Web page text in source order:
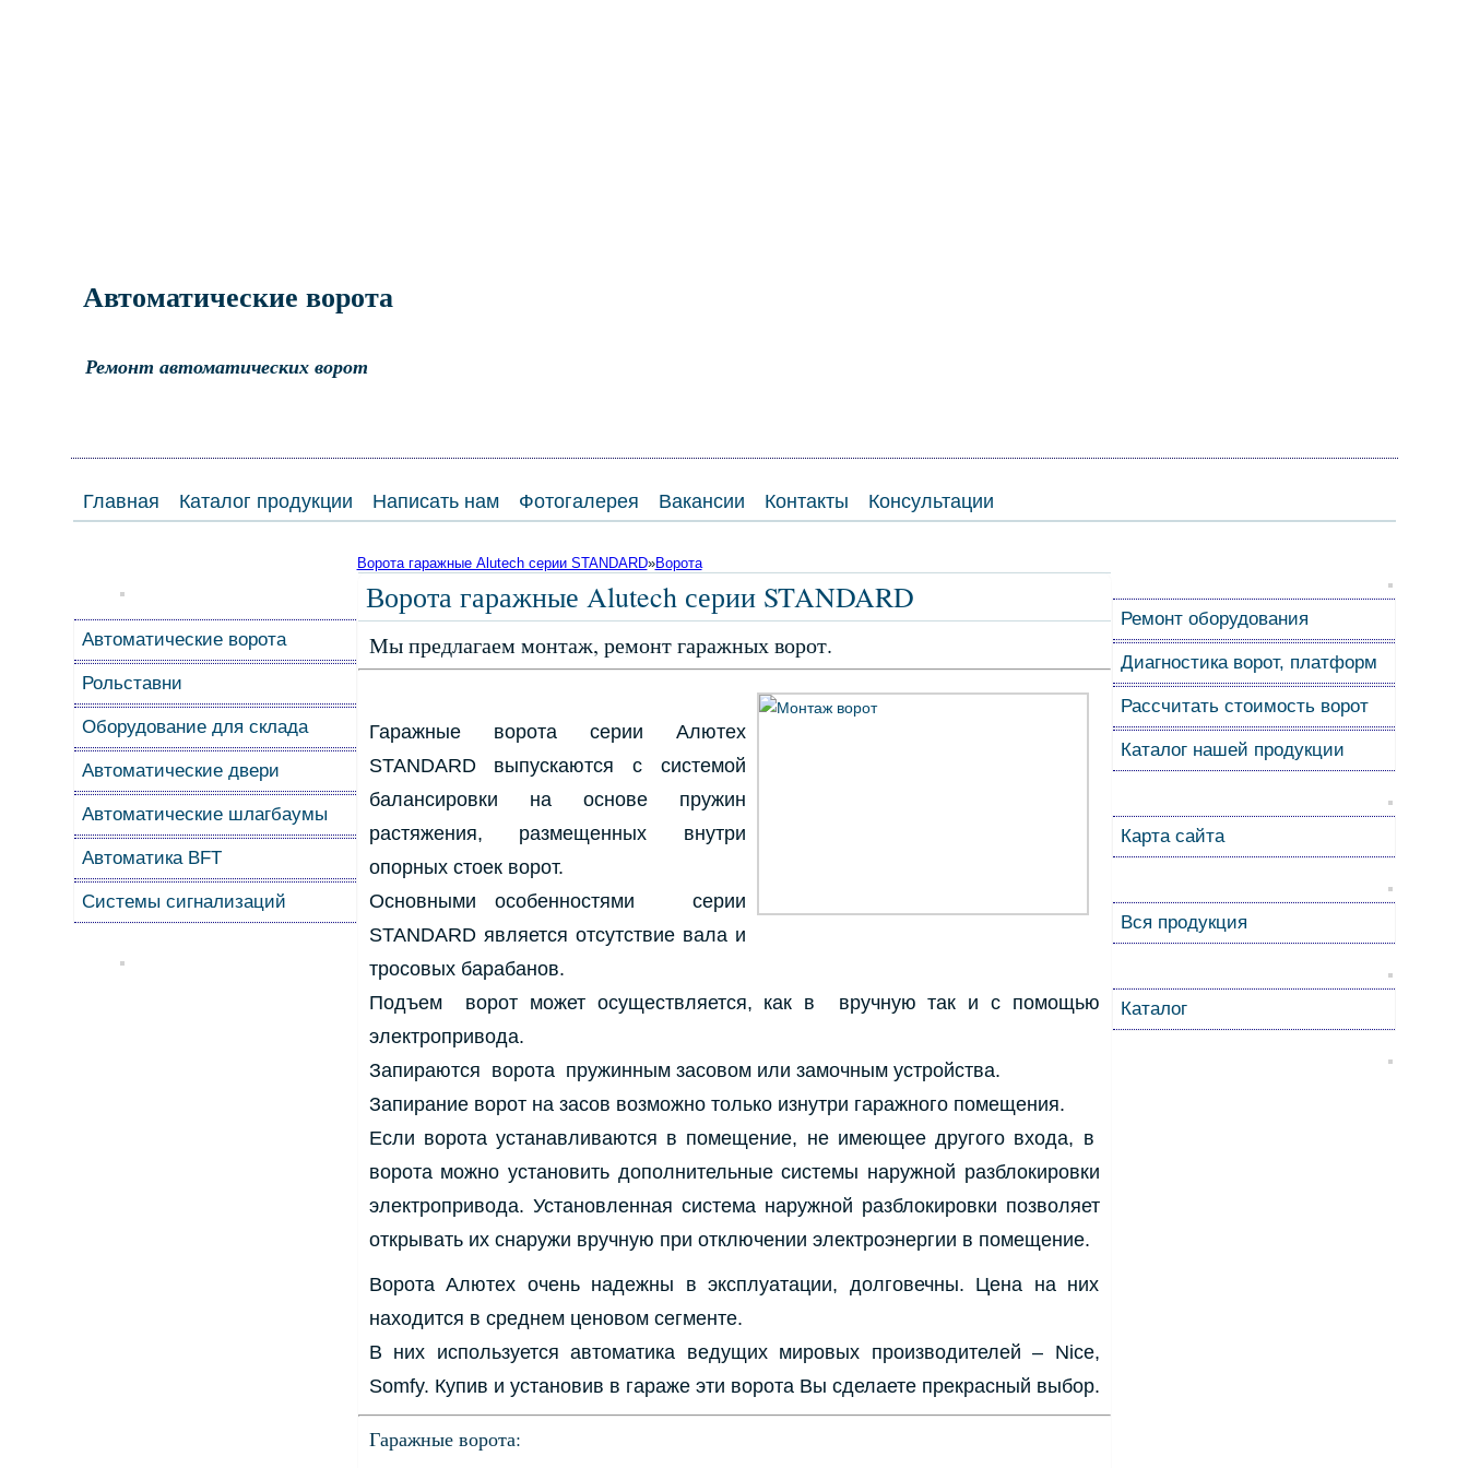
Автоматические ворота
Ремонт автоматических ворот
Главная Каталог продукции Написать нам Фотогалерея Вакансии Контакты Консультации
Автоматические ворота
Рольставни
Оборудование для склада
Автоматические двери
Автоматические шлагбаумы
Автоматика BFT
Системы сигнализаций
Ворота гаражные Alutech серии STANDARD»Ворота
Ворота гаражные Alutech серии STANDARD
Мы предлагаем монтаж, ремонт гаражных ворот.
Гаражные ворота серии Алютех
STANDARD выпускаются с системой
балансировки на основе пружин
растяжения, размещенных внутри
опорных стоек ворот.
Основными особенностями серии
STANDARD является отсутствие вала и
тросовых барабанов.
Подъем ворот может осуществляется, как в вручную так и с помощью
электропривода.
Запираются ворота пружинным засовом или замочным устройства.
Запирание ворот на засов возможно только изнутри гаражного помещения.
Если ворота устанавливаются в помещение, не имеющее другого входа, в
ворота можно установить дополнительные системы наружной разблокировки
электропривода. Установленная система наружной разблокировки позволяет
открывать их снаружи вручную при отключении электроэнергии в помещение.
Ворота Алютех очень надежны в эксплуатации, долговечны. Цена на них
находится в среднем ценовом сегменте.
В них используется автоматика ведущих мировых производителей – Nice,
Somfy. Купив и установив в гараже эти ворота Вы сделаете прекрасный выбор.
Гаражные ворота:
Ремонт оборудования
Диагностика ворот, платформ
Рассчитать стоимость ворот
Каталог нашей продукции
Карта сайта
Вся продукция
Каталог